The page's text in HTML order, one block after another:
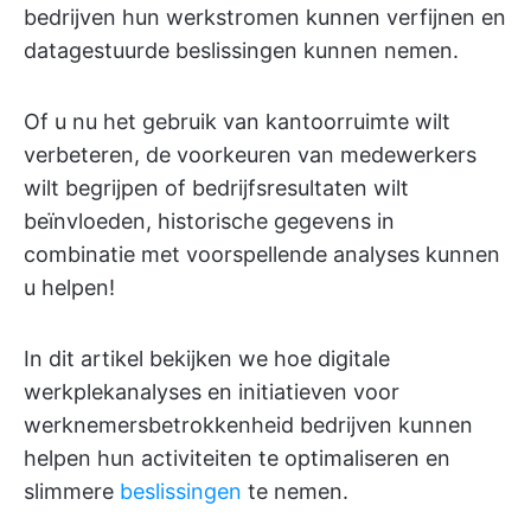
bedrijven hun werkstromen kunnen verfijnen en
datagestuurde beslissingen kunnen nemen.
Of u nu het gebruik van kantoorruimte wilt
verbeteren, de voorkeuren van medewerkers
wilt begrijpen of bedrijfsresultaten wilt
beïnvloeden, historische gegevens in
combinatie met voorspellende analyses kunnen
u helpen!
In dit artikel bekijken we hoe digitale
werkplekanalyses en initiatieven voor
werknemersbetrokkenheid bedrijven kunnen
helpen hun activiteiten te optimaliseren en
slimmere beslissingen te nemen.